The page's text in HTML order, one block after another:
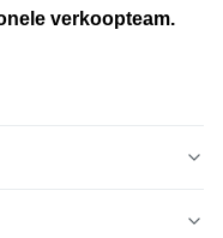
verkoopteam.